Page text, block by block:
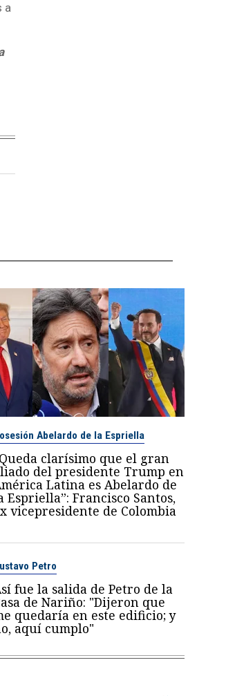
a
Abelardo de la Espriella
clarísimo que el gran
del presidente Trump en
Latina es Abelardo de
Espriella”: Francisco Santos,
vicepresidente de Colombia
Petro
fue la salida de Petro de la
de Nariño: "Dijeron que
quedaría en este edificio; y
aquí cumplo"